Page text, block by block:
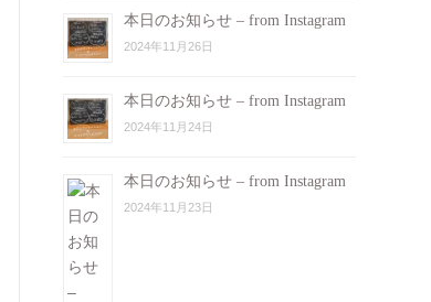
本日のお知らせ – from Instagram
2024年11月26日
本日のお知らせ – from Instagram
2024年11月24日
本日のお知らせ – from Instagram
2024年11月23日